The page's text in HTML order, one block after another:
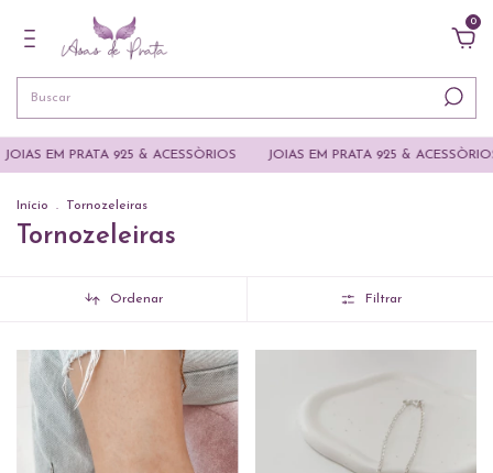
0
EM PRATA 925 & ACESSÒRIOS JOIAS EM PRATA 925 & ACESSÒRIOS
Início . Tornozeleiras
Tornozeleiras
Ordenar Filtrar